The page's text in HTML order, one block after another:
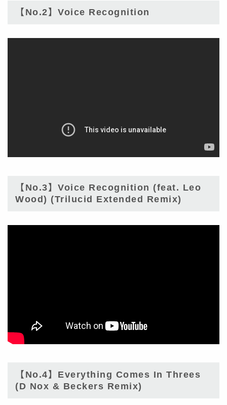
【No.2】Voice Recognition
【No.3】Voice Recognition (feat. Leo
Wood) (Trilucid Extended Remix)
【No.4】Everything Comes In Threes
(D Nox & Beckers Remix)